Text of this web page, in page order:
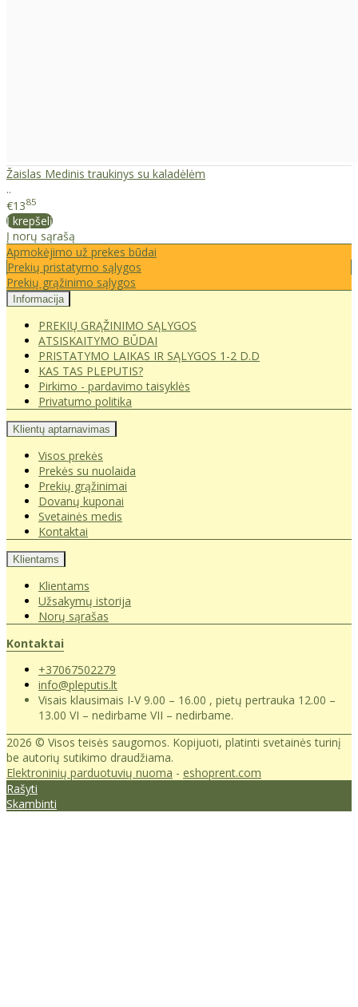
Žaislas Medinis traukinys su kaladėlėm
..
€1385
Į krepšelį
Į norų sąrašą
Apmokėjimo už prekes būdai
Prekių pristatymo sąlygos
Prekių grąžinimo sąlygos
Informacija
PREKIŲ GRĄŽINIMO SĄLYGOS
ATSISKAITYMO BŪDAI
PRISTATYMO LAIKAS IR SĄLYGOS 1-2 D.D
KAS TAS PLEPUTIS?
Pirkimo - pardavimo taisyklės
Privatumo politika
Klientų aptarnavimas
Visos prekės
Prekės su nuolaida
Prekių grąžinimai
Dovanų kuponai
Svetainės medis
Kontaktai
Klientams
Klientams
Užsakymų istorija
Norų sąrašas
Kontaktai
+37067502279
info@pleputis.lt
Visais klausimais I-V 9.00 – 16.00 , pietų pertrauka 12.00 –
13.00 VI – nedirbame VII – nedirbame.
2026 © Visos teisės saugomos. Kopijuoti, platinti svetainės turinį
be autorių sutikimo draudžiama.
Elektroninių parduotuvių nuoma - eshoprent.com
Rašyti
Skambinti